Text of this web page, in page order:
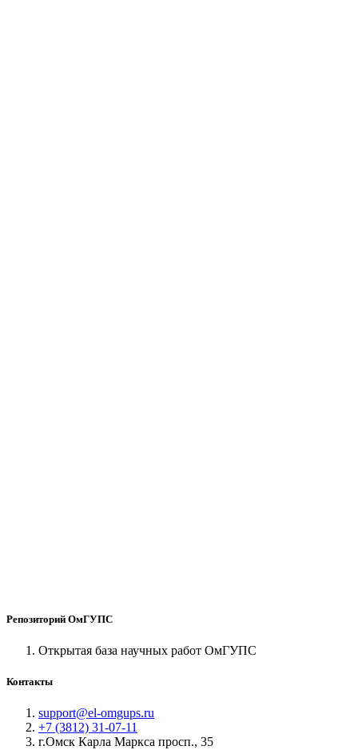
Репозиторий ОмГУПС
Открытая база научных работ ОмГУПС
Контакты
support@el-omgups.ru
+7 (3812) 31-07-11
г.Омск Карла Маркса просп., 35